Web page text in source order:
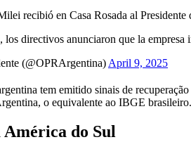
recibió en Casa Rosada al
los directivos anunciaron que la
(@OPRArgentina) April 9, 2025
tem emitido sinais de
o equivalente ao IBGE brasileiro.
América do Sul